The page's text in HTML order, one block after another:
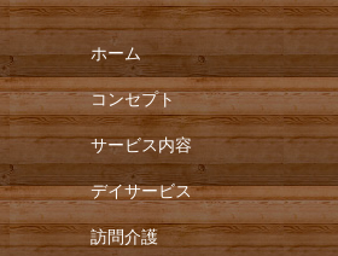
ホーム
コンセプト
サービス内容
デイサービス
訪問介護